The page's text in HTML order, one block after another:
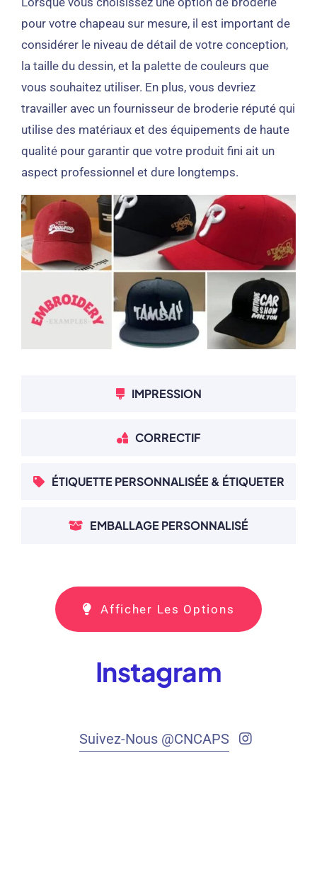
pour votre chapeau sur mesure, il est important de
considérer le niveau de détail de votre conception,
la taille du dessin, et la palette de couleurs que
vous souhaitez utiliser. En plus, vous devriez
travailler avec un fournisseur de broderie réputé qui
utilise des matériaux et des équipements de haute
qualité pour garantir que votre produit fini ait un
aspect professionnel et dure longtemps.
IMPRESSION
CORRECTIF
ÉTIQUETTE PERSONNALISÉE & ÉTIQUETER
EMBALLAGE PERSONNALISÉ
Afficher Les Options
Instagram
Suivez-Nous @CNCAPS